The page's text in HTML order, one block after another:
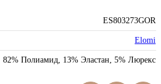
ES803273GOR
Elomi
82% Полиамид, 13% Эластан, 5% Люрекс